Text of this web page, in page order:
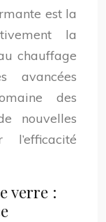
est la
la
chauffage
avancées
des
nouvelles
verre :